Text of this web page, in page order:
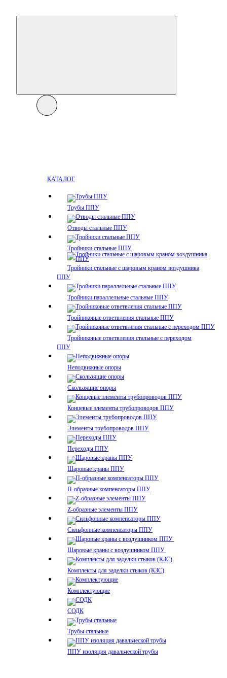
КАТАЛОГ
Трубы ППУ
Отводы стальные ППУ
Тройники стальные ППУ
Тройники стальные с шаровым краном воздушника
ППУ
Тройники параллельные стальные ППУ
Тройниковые ответвления стальные ППУ
Тройниковые ответвления стальные с переходом
ППУ
Неподвижные опоры
Скользящие опоры
Концевые элементы трубопроводов ППУ
Элементы трубопроводов ППУ
Переходы ППУ
Шаровые краны ППУ
П-образные компенсаторы ППУ
Z-образные элементы ППУ
Сильфонные компенсаторы ППУ
Шаровые краны с воздушником ППУ
Комплекты для заделки стыков (КЗС)
Комплектующие
СОДК
Трубы стальные
ППУ изоляция давальческой трубы